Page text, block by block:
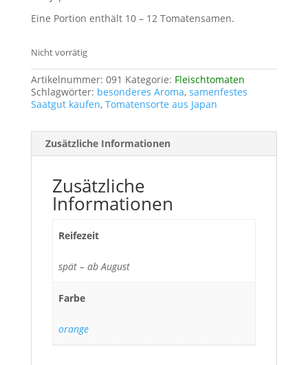
Eine Portion enthält 10 – 12 Tomatensamen.
Nicht vorrätig
Artikelnummer: 091 Kategorie: Fleischtomaten
Schlagwörter: besonderes Aroma, samenfestes
Saatgut kaufen, Tomatensorte aus Japan
Zusätzliche Informationen
Zusätzliche
Informationen
Reifezeit
spät – ab August
Farbe
orange